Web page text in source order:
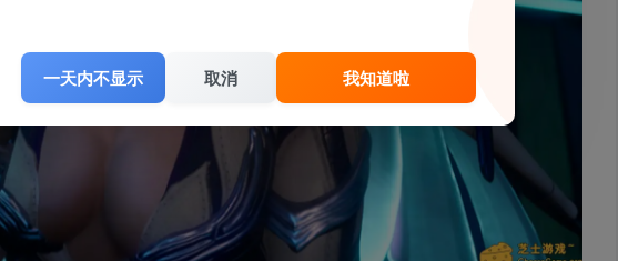
一天内不显示 取消 我知道啦